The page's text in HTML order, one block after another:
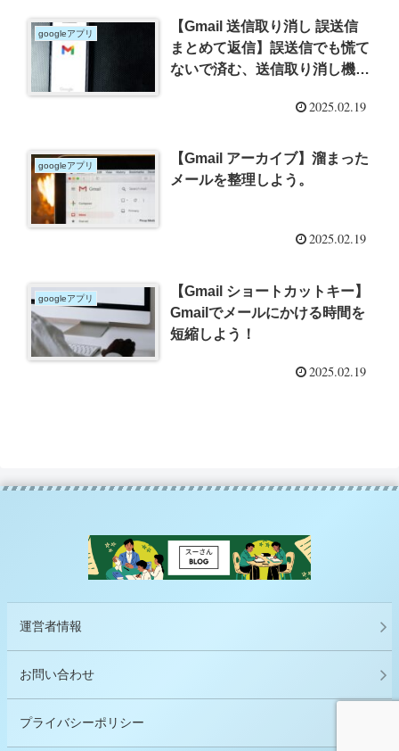
googleアプリ
【Gmail 送信取り消し 誤送信
まとめて返信】誤送信でも慌て
ないで済む、送信取り消し機
2025.02.19
googleアプリ
【Gmail アーカイブ】溜まった
メールを整理しよう。
2025.02.19
googleアプリ
【Gmail ショートカットキー】
Gmailでメールにかける時間を
短縮しよう！
2025.02.19
運営者情報
お問い合わせ
プライバシーポリシー